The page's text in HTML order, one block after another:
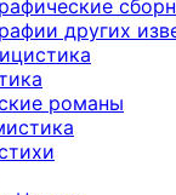
других
романы